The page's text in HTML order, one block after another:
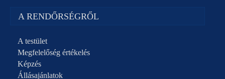
A RENDŐRSÉGRŐL
A testület
Megfelelőség értékelés
Képzés
Állásajánlatok